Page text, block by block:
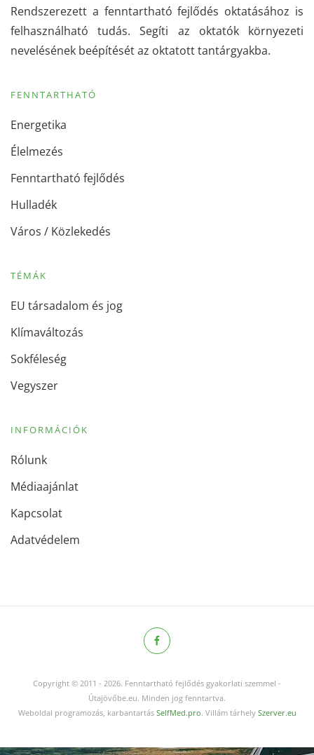
Rendszerezett a fenntartható fejlődés oktatásához is
felhasználható tudás. Segíti az oktatók környezeti
nevelésének beépítését az oktatott tantárgyakba.
FENNTARTHATÓ
Energetika
Élelmezés
Fenntartható fejlődés
Hulladék
Város / Közlekedés
TÉMÁK
EU társadalom és jog
Klímaváltozás
Sokféleség
Vegyszer
INFORMÁCIÓK
Rólunk
Médiaajánlat
Kapcsolat
Adatvédelem
Copyright © 2011 - 2026. Fenntartható fejlődés gyakorlati szemmel -
Útajövőbe.eu. Minden jog fenntartva.
Weboldal programozás, karbantartás SelfMed.pro. Villám tárhely Szerver.eu